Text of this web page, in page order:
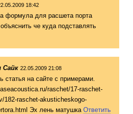
18:42
формула для расшета порта
че куда подставлять
Сайк 22.05.2009 21:08
статья на сайте с примерами.
raschet/17-raschet-
182-raschet-akusticheskogo-
Эх лень матушка Ответить